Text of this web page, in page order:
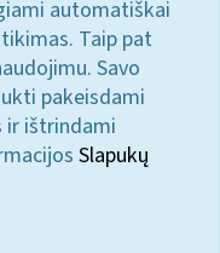
automatiškai
Taip pat
Savo
pakeisdami
ir ištrindami
Slapukų